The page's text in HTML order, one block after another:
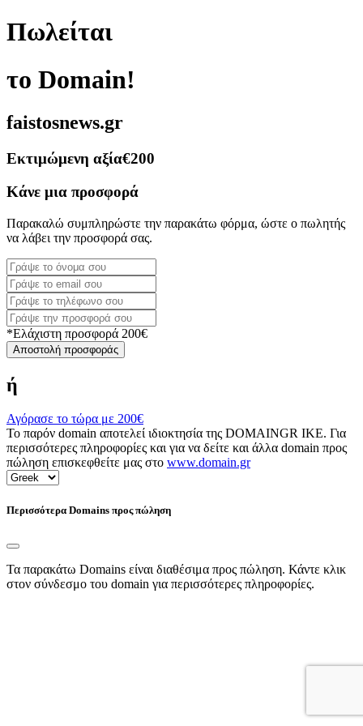
Πωλείται
το Domain!
faistosnews.gr
Εκτιμώμενη αξία€200
Κάνε μια προσφορά
Παρακαλώ συμπληρώστε την παρακάτω φόρμα, ώστε ο πωλητής
να λάβει την προσφορά σας.
*Ελάχιστη προσφορά 200€
Αποστολή προσφοράς
ή
Αγόρασε το τώρα με 200€
Το παρόν domain αποτελεί ιδιοκτησία της DOMAINGR ΙΚΕ. Για
περισσότερες πληροφορίες και για να δείτε και άλλα domain προς
πώληση επισκεφθείτε μας στο www.domain.gr
Περισσότερα Domains προς πώληση
Τα παρακάτω Domains είναι διαθέσιμα προς πώληση. Κάντε κλικ
στον σύνδεσμο του domain για περισσότερες πληροφορίες.